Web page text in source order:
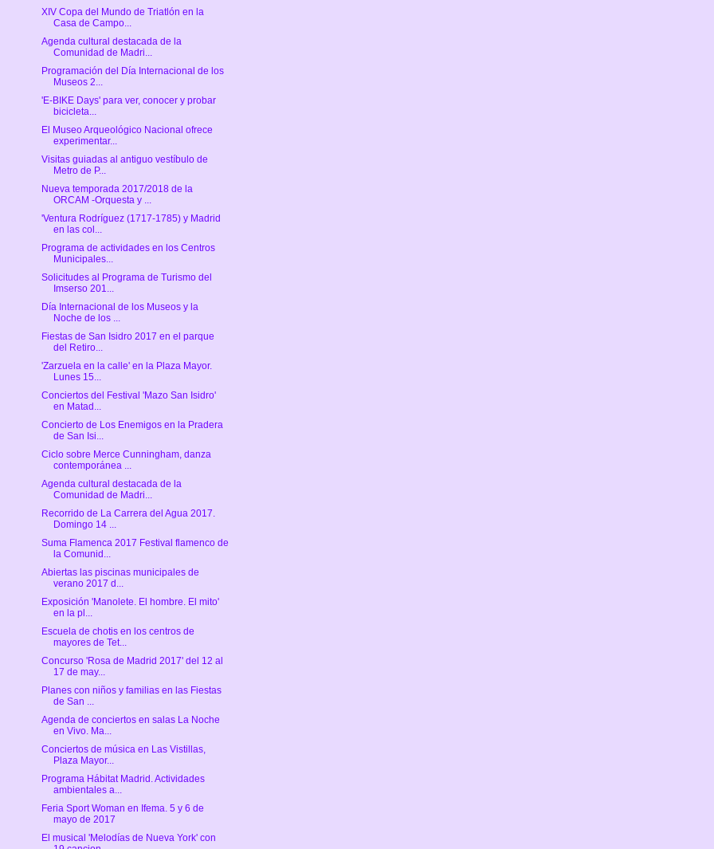
XIV Copa del Mundo de Triatlón en la
Casa de Campo...
Agenda cultural destacada de la
Comunidad de Madri...
Programación del Día Internacional de los
Museos 2...
'E-BIKE Days' para ver, conocer y probar
bicicleta...
El Museo Arqueológico Nacional ofrece
experimentar...
Visitas guiadas al antiguo vestíbulo de
Metro de P...
Nueva temporada 2017/2018 de la
ORCAM -Orquesta y ...
'Ventura Rodríguez (1717-1785) y Madrid
en las col...
Programa de actividades en los Centros
Municipales...
Solicitudes al Programa de Turismo del
Imserso 201...
Día Internacional de los Museos y la
Noche de los ...
Fiestas de San Isidro 2017 en el parque
del Retiro...
'Zarzuela en la calle' en la Plaza Mayor.
Lunes 15...
Conciertos del Festival 'Mazo San Isidro'
en Matad...
Concierto de Los Enemigos en la Pradera
de San Isi...
Ciclo sobre Merce Cunningham, danza
contemporánea ...
Agenda cultural destacada de la
Comunidad de Madri...
Recorrido de La Carrera del Agua 2017.
Domingo 14 ...
Suma Flamenca 2017 Festival flamenco de
la Comunid...
Abiertas las piscinas municipales de
verano 2017 d...
Exposición 'Manolete. El hombre. El mito'
en la pl...
Escuela de chotis en los centros de
mayores de Tet...
Concurso 'Rosa de Madrid 2017' del 12 al
17 de may...
Planes con niños y familias en las Fiestas
de San ...
Agenda de conciertos en salas La Noche
en Vivo. Ma...
Conciertos de música en Las Vistillas,
Plaza Mayor...
Programa Hábitat Madrid. Actividades
ambientales a...
Feria Sport Woman en Ifema. 5 y 6 de
mayo de 2017
El musical 'Melodías de Nueva York' con